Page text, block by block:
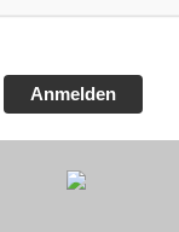
Anmelden